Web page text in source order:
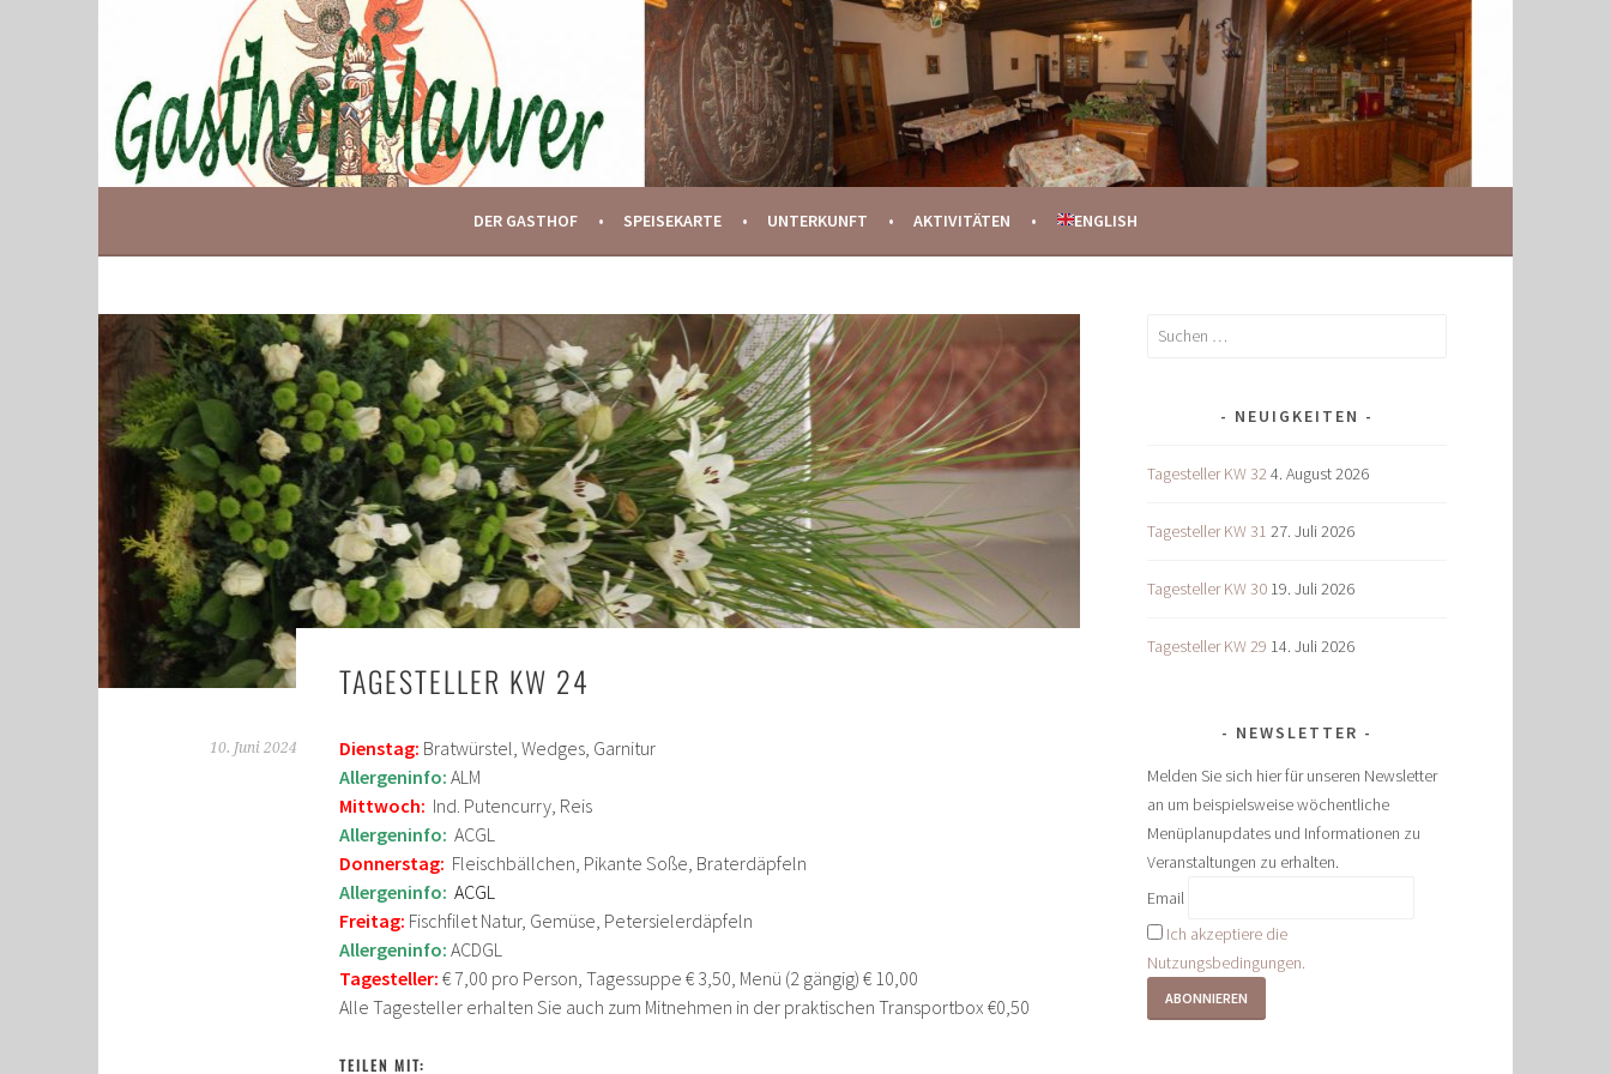
GASTHOF MAURER
IHR GASTHOF IN GLOGGNITZ
DER GASTHOF SPEISEKARTE UNTERKUNFT AKTIVITÄTEN ENGLISH
TAGESTELLER KW 24
10. Juni 2024 Dienstag: Bratwürstel, Wedges, Garnitur
Allergeninfo: ALM
Mittwoch: Ind. Putencurry, Reis
Allergeninfo: ACGL
Donnerstag: Fleischbällchen, Pikante Soße, Braterdäpfeln
Allergeninfo: ACGL
Freitag: Fischfilet Natur, Gemüse, Petersielerdäpfeln
Allergeninfo: ACDGL
Tagesteller: € 7,00 pro Person, Tagessuppe € 3,50, Menü (2 gängig) € 10,00
Alle Tagesteller erhalten Sie auch zum Mitnehmen in der praktischen Transportbox €0,50
TEILEN MIT:
Suchen
NEUIGKEITEN
Tagesteller KW 324. August 2026
Tagesteller KW 31 27. Juli 2026
Tagesteller KW 30 19. Juli 2026
Tagesteller KW 29 14. Juli 2026
NEWSLETTER
Melden Sie sich hier für unseren Newsletter
an um beispielsweise wöchentliche
Menüplanupdates und Informationen zu
Veranstaltungen zu erhalten.
Email
Ich akzeptiere die
Nutzungsbedingungen.